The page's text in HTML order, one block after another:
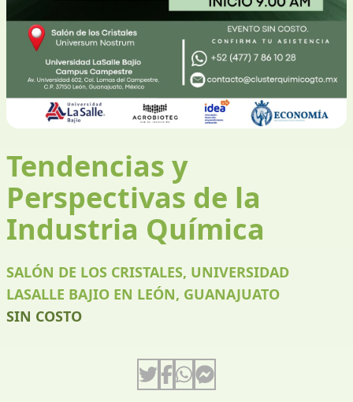
Tendencias y
Perspectivas de la
Industria Química
SALÓN DE LOS CRISTALES, UNIVERSIDAD
LASALLE BAJIO EN LEÓN, GUANAJUATO
SIN COSTO